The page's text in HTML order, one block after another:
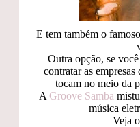
E tem também o famoso
Outra opção, se
contratar as
tocam no meio da
A Groove Samba
música
Veja